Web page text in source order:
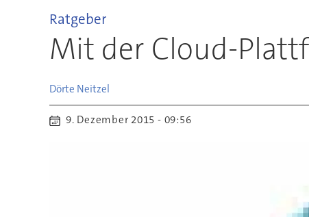
Ratgeber
Mit der Cloud-
Dörte Neitzel
9. Dezember 2015 - 09:56